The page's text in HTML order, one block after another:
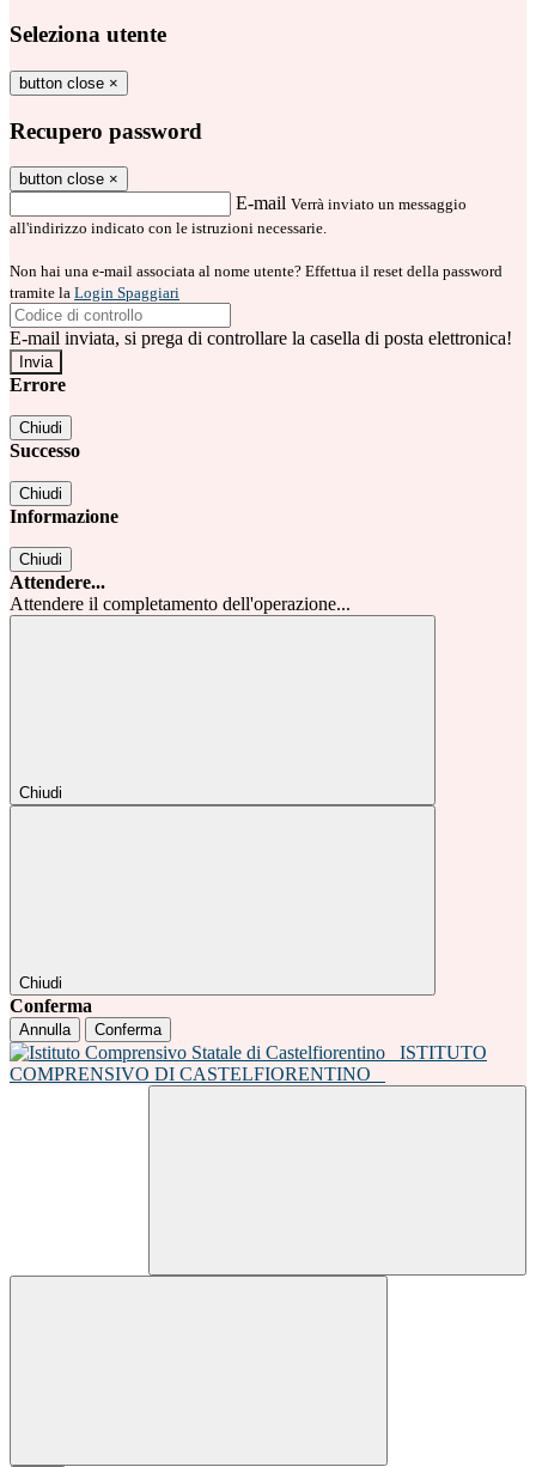
Seleziona utente
button close ×
Recupero password
button close ×
E-mail Verrà inviato un messaggio
all'indirizzo indicato con le istruzioni necessarie.
Non hai una e-mail associata al nome utente? Effettua il reset della password
tramite la Login Spaggiari
E-mail inviata, si prega di controllare la casella di posta elettronica!
Errore
Chiudi
Successo
Chiudi
Informazione
Chiudi
Attendere...
Attendere il completamento dell'operazione...
Chiudi
Chiudi
Conferma
Annulla Conferma
ISTITUTO
COMPRENSIVO DI CASTELFIORENTINO